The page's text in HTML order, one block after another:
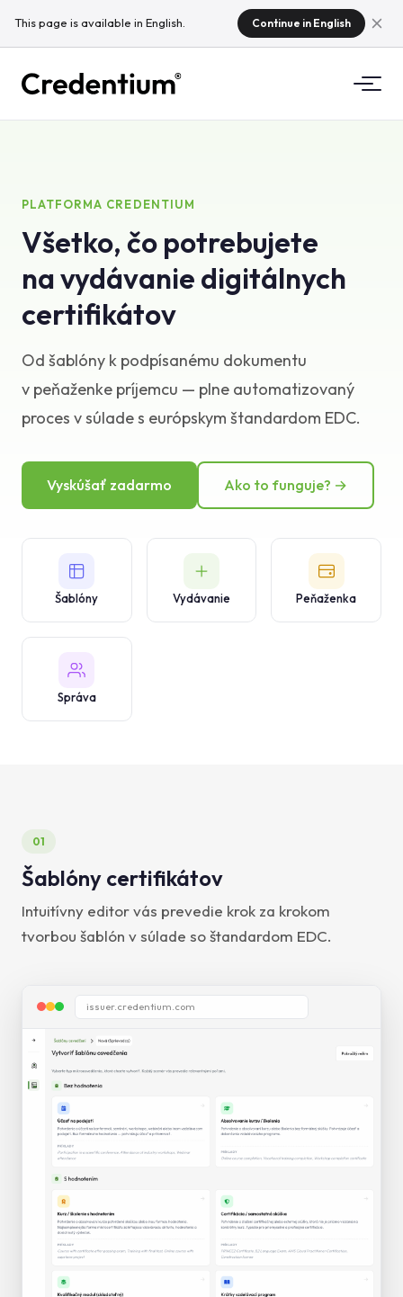
This page is available in English. Continue in English
Prečo Credentium
O CloudTeam
Pre univerzity
Pre školiace firmy
Pre eventové spoločnosti
Mikrocertifikáty
Štandardy a integrácie
Databáza znalostí
PLATFORMA CREDENTIUM
Všetko, čo potrebujete
na vydávanie digitálnych
certifikátov
Od šablóny k podpísanému dokumentu
v peňaženke príjemcu — plne automatizovaný
proces v súlade s európskym štandardom EDC.
Vyskúšať zadarmo Ako to funguje? →
Šablóny Vydávanie Peňaženka
Správa
01
Šablóny certifikátov
Intuitívny editor vás prevedie krok za krokom
tvorbou šablón v súlade so štandardom EDC.
issuer.credentium.com